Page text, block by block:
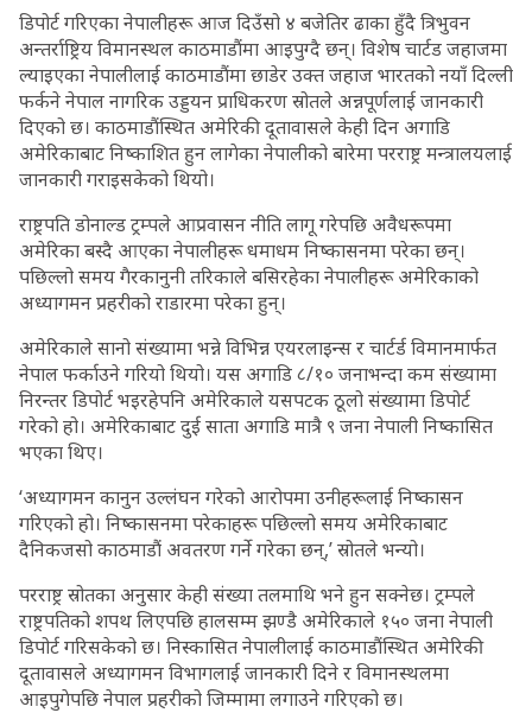
डिपोर्ट गरिएका नेपालीहरू आज दिउँसो ४ बजेतिर ढाका हुँदै त्रिभुवन
अन्तर्राष्ट्रिय विमानस्थल काठमाडौंमा आइपुग्दै छन्। विशेष चार्टड जहाजमा
ल्याइएका नेपालीलाई काठमाडौंमा छाडेर उक्त जहाज भारतको नयाँ दिल्ली
फर्कने नेपाल नागरिक उड्डयन प्राधिकरण स्रोतले अन्नपूर्णलाई जानकारी
दिएको छ। काठमाडौंस्थित अमेरिकी दूतावासले केही दिन अगाडि
अमेरिकाबाट निष्काशित हुन लागेका नेपालीको बारेमा परराष्ट्र मन्त्रालयलाई
जानकारी गराइसकेको थियो।
राष्ट्रपति डोनाल्ड ट्रम्पले आप्रवासन नीति लागू गरेपछि अवैधरूपमा
अमेरिका बस्दै आएका नेपालीहरू धमाधम निष्कासनमा परेका छन्।
पछिल्लो समय गैरकानुनी तरिकाले बसिरहेका नेपालीहरू अमेरिकाको
अध्यागमन प्रहरीको राडारमा परेका हुन्।
अमेरिकाले सानो संख्यामा भन्ने विभिन्न एयरलाइन्स र चार्टर्ड विमानमार्फत
नेपाल फर्काउने गरियो थियो। यस अगाडि ८/१० जनाभन्दा कम संख्यामा
निरन्तर डिपोर्ट भइरहेपनि अमेरिकाले यसपटक ठूलो संख्यामा डिपोर्ट
गरेको हो। अमेरिकाबाट दुई साता अगाडि मात्रै ९ जना नेपाली निष्कासित
भएका थिए।
‘अध्यागमन कानुन उल्लंघन गरेको आरोपमा उनीहरूलाई निष्कासन
गरिएको हो। निष्कासनमा परेकाहरू पछिल्लो समय अमेरिकाबाट
दैनिकजसो काठमाडौं अवतरण गर्ने गरेका छन्,’ स्रोतले भन्यो।
परराष्ट्र स्रोतका अनुसार केही संख्या तलमाथि भने हुन सक्नेछ। ट्रम्पले
राष्ट्रपतिको शपथ लिएपछि हालसम्म झण्डै अमेरिकाले १५० जना नेपाली
डिपोर्ट गरिसकेको छ। निस्कासित नेपालीलाई काठमाडौंस्थित अमेरिकी
दूतावासले अध्यागमन विभागलाई जानकारी दिने र विमानस्थलमा
आइपुगेपछि नेपाल प्रहरीको जिम्मामा लगाउने गरिएको छ।